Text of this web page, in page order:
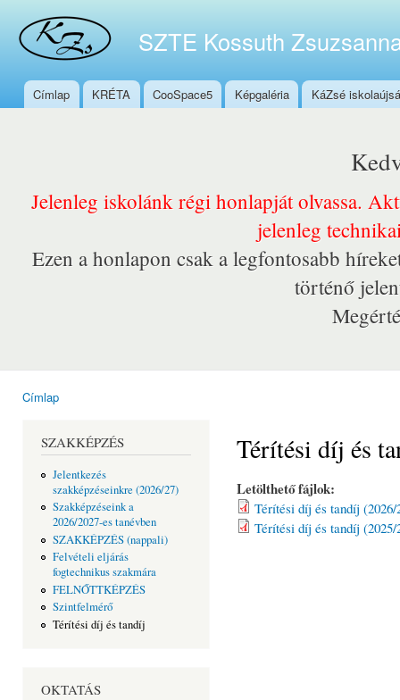
SZTE Kossuth
Főmenü
Címlap KRÉTA CooSpace5 Képgaléria KáZsé
Jelenleg iskolánk régi honlapját olvassa.
jelenleg
Ezen a honlapon csak a legfontosabb
történő
Címlap
SZAKKÉPZÉS
Jelentkezés
szakképzéseinkre (2026/27)
Szakképzéseink a
2026/2027-es tanévben
SZAKKÉPZÉS (nappali)
Felvételi eljárás
fogtechnikus szakmára
FELNŐTTKÉPZÉS
Szintfelmérő
Térítési díj és tandíj
OKTATÁS
Térítési díj és
Letölthető fájlok:
Térítési díj és tandíj (2026/
Térítési díj és tandíj (2025/